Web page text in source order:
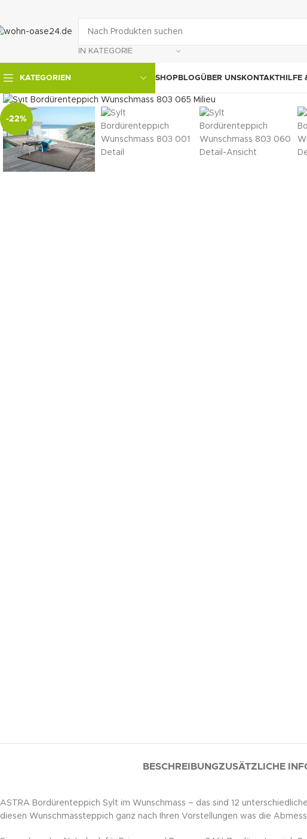
IN KATEGORIE
KATEGORIEN SHOPBLOGÜBER UNSKONTAKTHILFE
-22%
klicken um zu vergrößern
BESCHREIBUNGZUSÄTZLICHE
ASTRA Bordürenteppich Sylt im Wunschmass – das sind 12
diesen Wunschmassteppich ganz nach Ihren Vorstellungen was die